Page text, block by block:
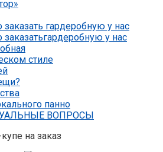
гардеробную у нас
у нас
стиле
панно
ВОПРОСЫ
на заказ